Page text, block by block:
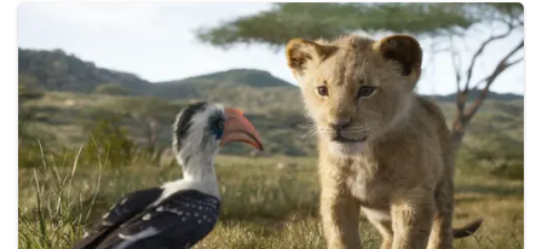
Bupati tambah Rohmat, juga sempat menyampaikan
apresiasi yang tinggi kepada para petugas
Pemadam Kebakaran dan Penyelamatan dalam
mendukung acara Hari Anak Nasional (HAN) dengan
cara yang edukatif dan bermanfaat bagi anak-anak.
Dukungan penuh dari pemerintah daerah ini
diharapkan dapat memberikan inspirasi dan